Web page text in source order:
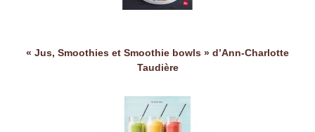
« Jus, Smoothies et Smoothie bowls » d’Ann-Charlotte
Taudière